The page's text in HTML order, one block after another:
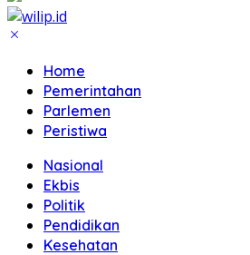
Home
Pemerintahan
Parlemen
Peristiwa
Nasional
Ekbis
Politik
Pendidikan
Kesehatan